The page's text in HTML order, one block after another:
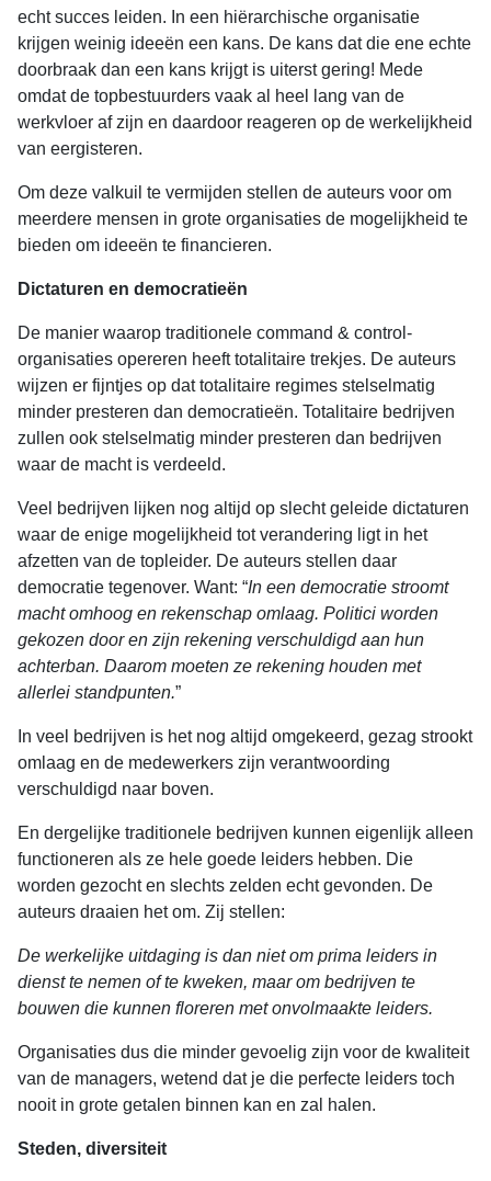
echt succes leiden. In een hiërarchische organisatie
krijgen weinig ideeën een kans. De kans dat die ene echte
doorbraak dan een kans krijgt is uiterst gering! Mede
omdat de topbestuurders vaak al heel lang van de
werkvloer af zijn en daardoor reageren op de werkelijkheid
van eergisteren.
Om deze valkuil te vermijden stellen de auteurs voor om
meerdere mensen in grote organisaties de mogelijkheid te
bieden om ideeën te financieren.
Dictaturen en democratieën
De manier waarop traditionele command & control-
organisaties opereren heeft totalitaire trekjes. De auteurs
wijzen er fijntjes op dat totalitaire regimes stelselmatig
minder presteren dan democratieën. Totalitaire bedrijven
zullen ook stelselmatig minder presteren dan bedrijven
waar de macht is verdeeld.
Veel bedrijven lijken nog altijd op slecht geleide dictaturen
waar de enige mogelijkheid tot verandering ligt in het
afzetten van de topleider. De auteurs stellen daar
democratie tegenover. Want: “In een democratie stroomt
macht omhoog en rekenschap omlaag. Politici worden
gekozen door en zijn rekening verschuldigd aan hun
achterban. Daarom moeten ze rekening houden met
allerlei standpunten.”
In veel bedrijven is het nog altijd omgekeerd, gezag strookt
omlaag en de medewerkers zijn verantwoording
verschuldigd naar boven.
En dergelijke traditionele bedrijven kunnen eigenlijk alleen
functioneren als ze hele goede leiders hebben. Die
worden gezocht en slechts zelden echt gevonden. De
auteurs draaien het om. Zij stellen:
De werkelijke uitdaging is dan niet om prima leiders in
dienst te nemen of te kweken, maar om bedrijven te
bouwen die kunnen floreren met onvolmaakte leiders.
Organisaties dus die minder gevoelig zijn voor de kwaliteit
van de managers, wetend dat je die perfecte leiders toch
nooit in grote getalen binnen kan en zal halen.
Steden, diversiteit